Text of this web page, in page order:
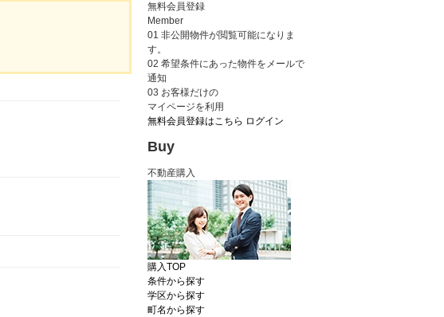
無料会員登録
Member
01 非公開物件が閲覧可能になりま
す。
02 希望条件にあった物件をメールで
通知
03 お客様だけの
マイページを利用
無料会員登録はこちら ログイン
Buy
不動産購入
購入TOP
条件から探す
学区から探す
町名から探す